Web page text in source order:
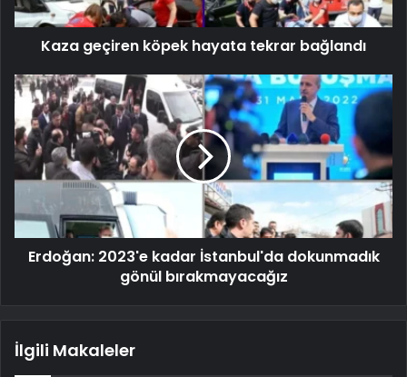
Kaza geçiren köpek hayata tekrar bağlandı
Erdoğan: 2023'e kadar İstanbul'da dokunmadık
gönül bırakmayacağız
İlgili Makaleler